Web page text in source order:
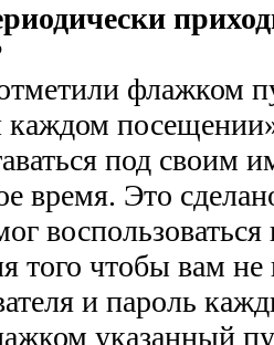
флажком
каждом
под своим
время. Это
того чтобы вам не
и пароль
указанный